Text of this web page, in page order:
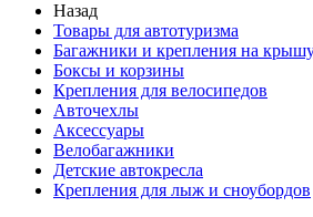
Назад
Товары для автотуризма
Багажники и крепления на
Боксы и корзины
Крепления для велосипедов
Авточехлы
Аксессуары
Велобагажники
Детские автокресла
Крепления для лыж и сноубордов